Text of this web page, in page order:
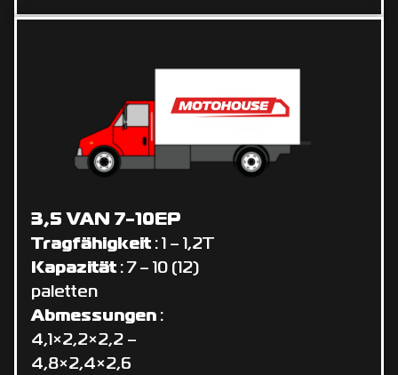
3,5 VAN 7-10EP
Tragfähigkeit : 1 – 1,2T
Kapazität : 7 – 10 (12)
paletten
Abmessungen :
4,1×2,2×2,2 –
4,8×2,4×2,6